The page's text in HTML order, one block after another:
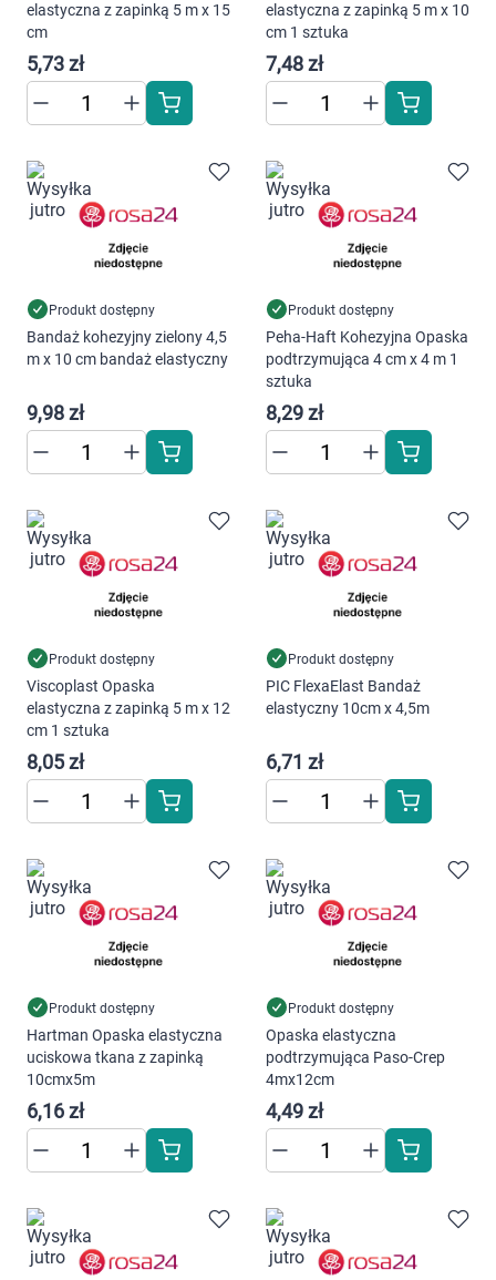
elastyczna z zapinką 5 m x 15
cm
5,73 zł
elastyczna z zapinką 5 m x 10
cm 1 sztuka
7,48 zł
Produkt dostępny
Bandaż kohezyjny zielony 4,5
m x 10 cm bandaż elastyczny
9,98 zł
Produkt dostępny
Peha-Haft Kohezyjna Opaska
podtrzymująca 4 cm x 4 m 1
sztuka
8,29 zł
Produkt dostępny
Viscoplast Opaska
elastyczna z zapinką 5 m x 12
cm 1 sztuka
8,05 zł
Produkt dostępny
PIC FlexaElast Bandaż
elastyczny 10cm x 4,5m
6,71 zł
Produkt dostępny
Hartman Opaska elastyczna
uciskowa tkana z zapinką
10cmx5m
6,16 zł
Produkt dostępny
Opaska elastyczna
podtrzymująca Paso-Crep
4mx12cm
4,49 zł